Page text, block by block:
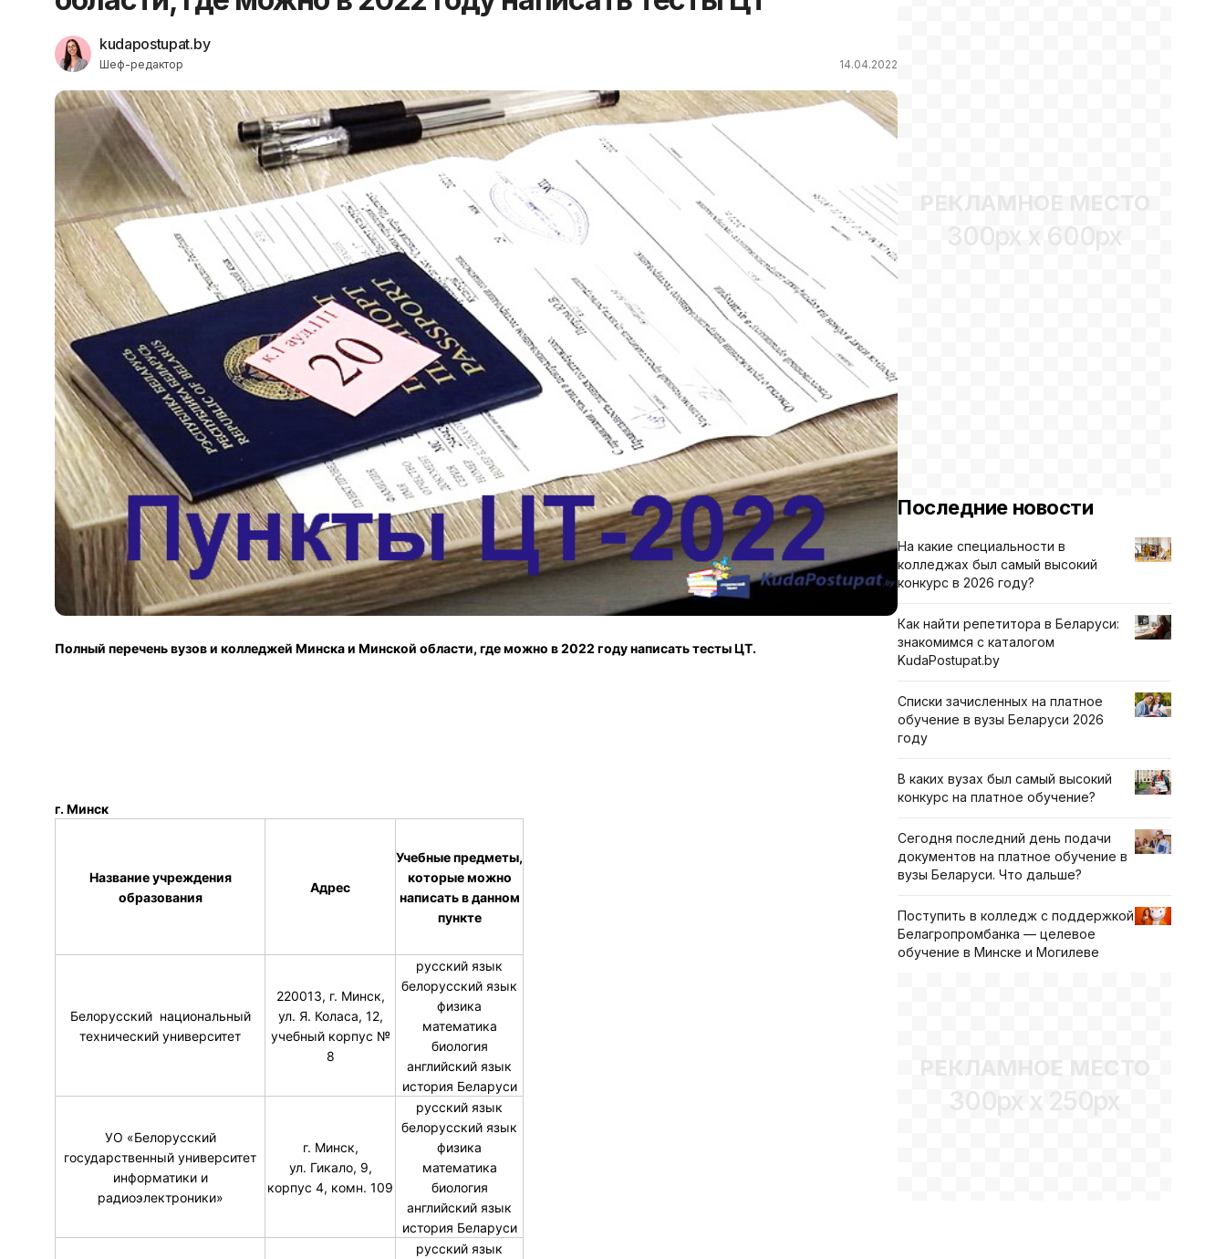
kudapostupat.by
Шеф-редактор 14.04.2022
Полный перечень вузов и колледжей Минска и Минской области, где можно в 2022 году написать тесты ЦТ.
г. Минск
Название учреждения
образования
Адрес
Учебные предметы,
которые можно
написать в данном
пункте
Белорусский национальный
технический университет
220013, г. Минск,
ул. Я. Коласа, 12,
учебный корпус №
8
русский язык
белорусский язык
физика
математика
биология
английский язык
история Беларуси
УО «Белорусский
государственный университет
информатики и
радиоэлектроники»
г. Минск,
ул. Гикало, 9,
корпус 4, комн. 109
русский язык
белорусский язык
физика
математика
биология
английский язык
история Беларуси
русский язык
РЕКЛАМНОЕ МЕСТО
300px x 600px
Последние новости
На какие специальности в
колледжах был самый высокий
конкурс в 2026 году?
Как найти репетитора в Беларуси:
знакомимся с каталогом
KudaPostupat.by
Списки зачисленных на платное
обучение в вузы Беларуси 2026
году
В каких вузах был самый высокий
конкурс на платное обучение?
Сегодня последний день подачи
документов на платное обучение в
вузы Беларуси. Что дальше?
Поступить в колледж с поддержкой
Белагропромбанка — целевое
обучение в Минске и Могилеве
РЕКЛАМНОЕ МЕСТО
300px x 250px